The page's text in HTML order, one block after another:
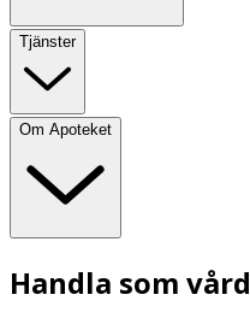
Tjänster
Om Apoteket
Handla som